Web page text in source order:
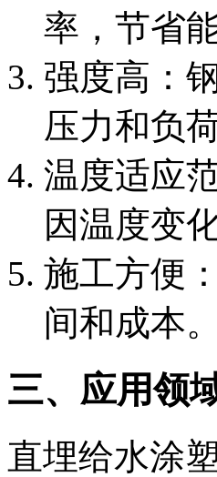
率，节省能
强度高‌：
压力和负荷
温度适应
因温度变
施工方便‌
间和成本。
三、应用领
直埋给水涂